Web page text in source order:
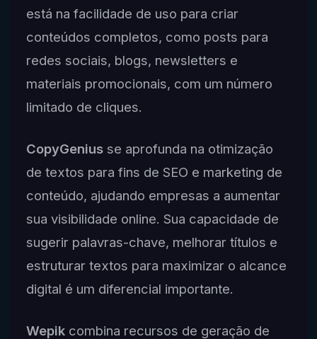
está na facilidade de uso para criar
conteúdos completos, como posts para
redes sociais, blogs, newsletters e
materiais promocionais, com um número
limitado de cliques.
CopyGeniusse aprofunda na otimização
de textos para fins de SEO e marketing de
conteúdo, ajudando empresas a aumentar
sua visibilidade online. Sua capacidade de
sugerir palavras-chave, melhorar títulos e
estruturar textos para maximizar o alcance
digital é um diferencial importante.
Wepikcombina recursos de geração de